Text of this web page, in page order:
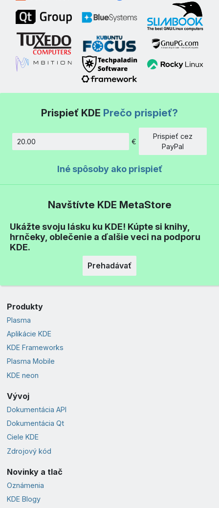
Prispieť KDE Prečo prispieť?
Množstvo
€
Prispieť cez
PayPal
Iné spôsoby ako prispieť
Navštívte KDE MetaStore
Ukážte svoju lásku ku KDE! Kúpte si knihy,
hrnčeky, oblečenie a ďalšie veci na podporu
KDE.
Prehadávať
Produkty
Plasma
Aplikácie KDE
KDE Frameworks
Plasma Mobile
KDE neon
Vývoj
Dokumentácia API
Dokumentácia Qt
Ciele KDE
Zdrojový kód
Novinky a tlač
Oznámenia
KDE Blogy